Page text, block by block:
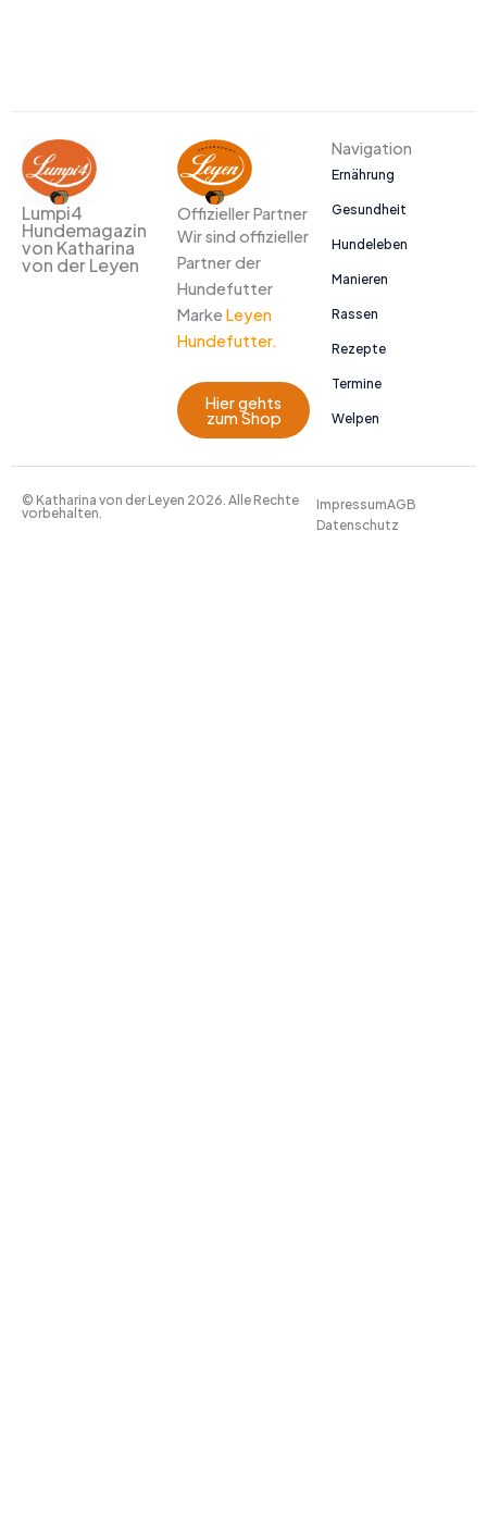
Lumpi4
Hundemagazin
von Katharina
von der Leyen
Offizieller Partner
Wir sind offizieller
Partner der
Hundefutter
Marke Leyen
Hundefutter.
Hier gehts
zum Shop
Navigation
Ernährung
Gesundheit
Hundeleben
Manieren
Rassen
Rezepte
Termine
Welpen
© Katharina von der Leyen 2026. Alle Rechte
vorbehalten.
ImpressumAGB
Datenschutz